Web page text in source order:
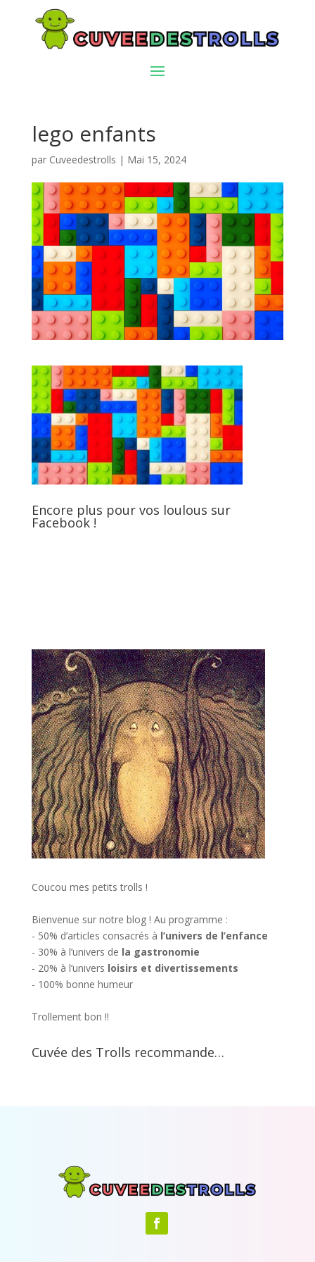
lego enfants
par Cuveedestrolls | Mai 15, 2024
Encore plus pour vos loulous sur
Facebook !
Coucou mes petits trolls !
Bienvenue sur notre blog ! Au programme :
- 50% d’articles consacrés à l’univers de l’enfance
- 30% à l’univers de la gastronomie
- 20% à l’univers loisirs et divertissements
- 100% bonne humeur
Trollement bon !!
Cuvée des Trolls recommande…